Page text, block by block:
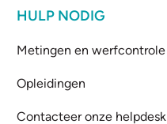
HULP NODIG
Metingen en werfcontrole
Opleidingen
Contacteer onze helpdesk